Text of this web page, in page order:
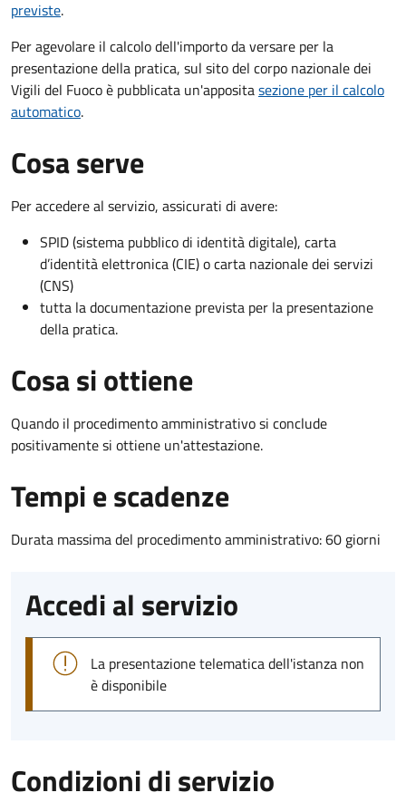
previste.
Per agevolare il calcolo dell'importo da versare per la
presentazione della pratica, sul sito del corpo nazionale dei
Vigili del Fuoco è pubblicata un'appositasezione per il calcolo
automatico.
Cosa serve
Per accedere al servizio, assicurati di avere:
SPID (sistema pubblico di identità digitale), carta
d’identità elettronica (CIE) o carta nazionale dei servizi
(CNS)
tutta la documentazione prevista per la presentazione
della pratica.
Cosa si ottiene
Quando il procedimento amministrativo si conclude
positivamente si ottiene un'attestazione.
Tempi e scadenze
Durata massima del procedimento amministrativo: 60 giorni
Accedi al servizio
La presentazione telematica dell'istanza non
è disponibile
Condizioni di servizio